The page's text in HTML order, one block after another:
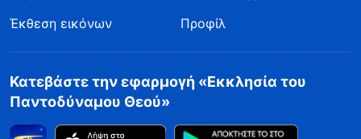
Έκθεση εικόνων
Προφίλ
Κατεβάστε την εφαρμογή «Εκκλησία του
Παντοδύναμου Θεού»